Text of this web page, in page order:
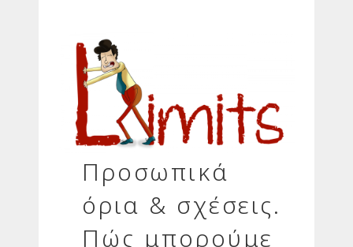
Προσωπικά
όρια & σχέσεις.
Πώς μπορούμε